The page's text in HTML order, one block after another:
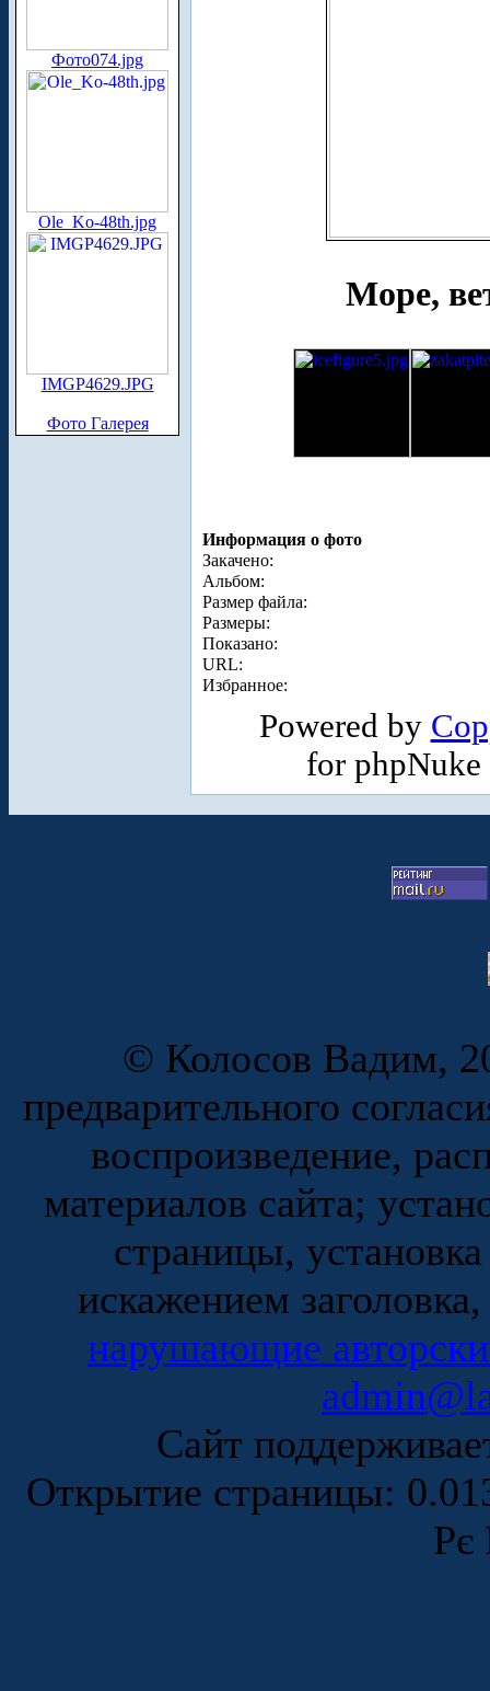
Фото074.jpg
Ole_Ko-48th.jpg
IMGP4629.JPG
Фото Галерея
Море,
Информация о фото
Закачено:
Альбом:
Размер файла:
Размеры:
Показано:
URL:
Избранное:
Powered by
for
© Колосов Вадим,
предварительного
воспроизведение,
материалов сайта;
страницы,
искажением
нарушающие
Сайт
Открытие страницы:
Рє